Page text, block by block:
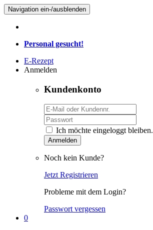
Navigation ein-/ausblenden
Personal gesucht!
E-Rezept
Anmelden
Kundenkonto
Ich möchte eingeloggt bleiben.
Anmelden
Noch kein Kunde?
Jetzt Registrieren
Probleme mit dem Login?
Passwort vergessen
0